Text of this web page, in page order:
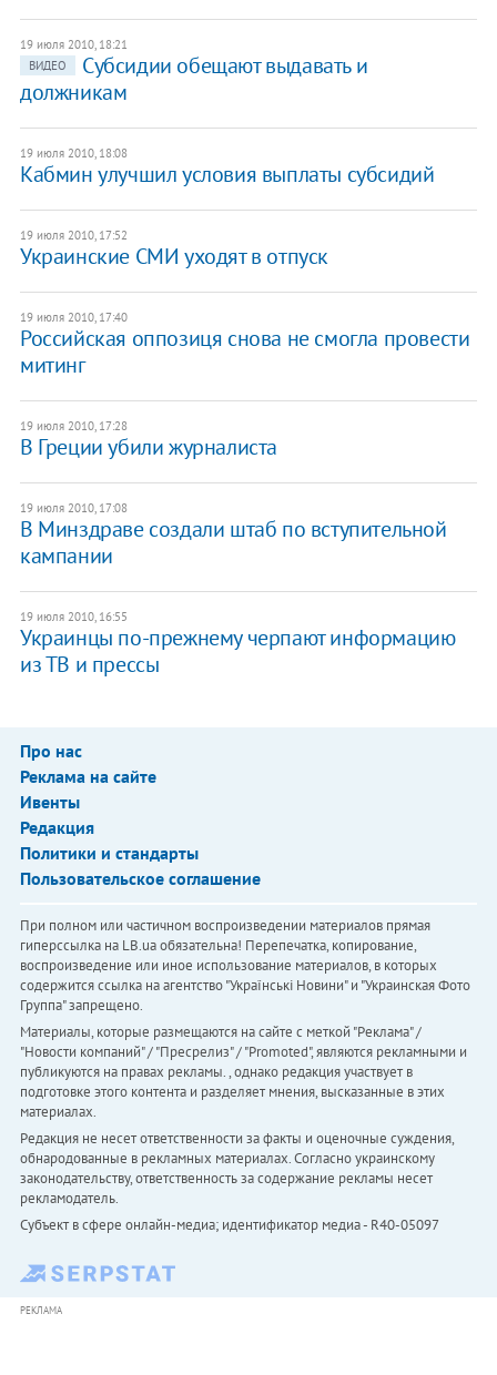
19 июля 2010, 18:21
ВИДЕО
Субсидии обещают выдавать и
должникам
19 июля 2010, 18:08
Кабмин улучшил условия выплаты субсидий
19 июля 2010, 17:52
Украинские СМИ уходят в отпуск
19 июля 2010, 17:40
Российская оппозиця снова не смогла провести
митинг
19 июля 2010, 17:28
В Греции убили журналиста
19 июля 2010, 17:08
В Минздраве создали штаб по вступительной
кампании
19 июля 2010, 16:55
Украинцы по-прежнему черпают информацию
из ТВ и прессы
Про нас
Реклама на сайте
Ивенты
Редакция
Политики и стандарты
Пользовательское соглашение
При полном или частичном воспроизведении материалов прямая
гиперссылка на LB.ua обязательна! Перепечатка, копирование,
воспроизведение или иное использование материалов, в которых
содержится ссылка на агентство "Українськi Новини" и "Украинская Фото
Группа" запрещено.
Материалы, которые размещаются на сайте с меткой "Реклама" /
"Новости компаний" / "Пресрелиз" / "Promoted", являются рекламными и
публикуются на правах рекламы. , однако редакция участвует в
подготовке этого контента и разделяет мнения, высказанные в этих
материалах.
Редакция не несет ответственности за факты и оценочные суждения,
обнародованные в рекламных материалах. Согласно украинскому
законодательству, ответственность за содержание рекламы несет
рекламодатель.
Субъект в сфере онлайн-медиа; идентификатор медиа - R40-05097
РЕКЛАМА